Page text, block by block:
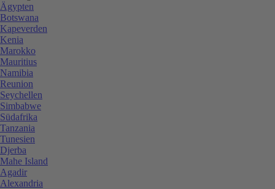
Ägypten
Botswana
Kapeverden
Kenia
Marokko
Mauritius
Namibia
Reunion
Seychellen
Simbabwe
Südafrika
Tanzania
Tunesien
Djerba
Mahe Island
Agadir
Alexandria